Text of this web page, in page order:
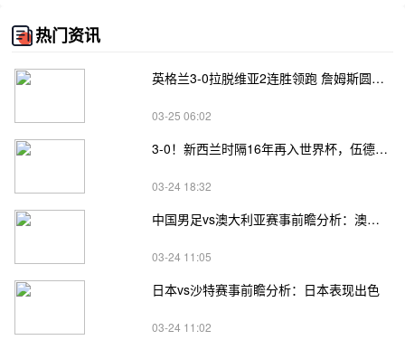
热门资讯
英格兰3-0拉脱维亚2连胜领跑 詹姆斯圆月弯刀凯恩埃泽建功
03-25 06:02
3-0！新西兰时隔16年再入世界杯，伍德将二度征战
03-24 18:32
中国男足vs澳大利亚赛事前瞻分析：澳大利亚进攻不俗
03-24 11:05
日本vs沙特赛事前瞻分析：日本表现出色
03-24 11:02